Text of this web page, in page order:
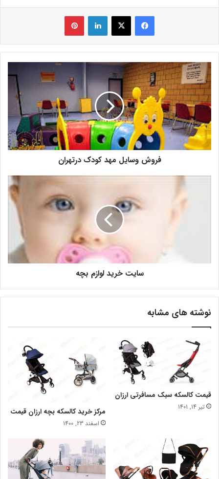
فیس بوک X لینکدین ‫پین‌ترست
فروش وسایل مهد کودک درتهران
سایت خرید لوازم بچه
نوشته های مشابه
قیمت کالسکه سبک مسافرتی ارزان
تیر 14, 1401 مرکز خرید کالسکه بچه ارزان قیمت
اسفند 23, 1400